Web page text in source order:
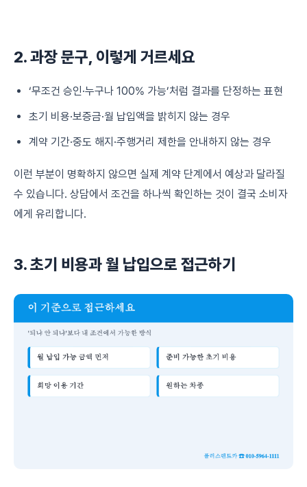
2. 과장 문구, 이렇게 거르세요
‘무조건 승인·누구나 100% 가능’처럼 결과를 단정하는 표현
초기 비용·보증금·월 납입액을 밝히지 않는 경우
계약 기간·중도 해지·주행거리 제한을 안내하지 않는 경우
이런 부분이 명확하지 않으면 실제 계약 단계에서 예상과 달라질
수 있습니다. 상담에서 조건을 하나씩 확인하는 것이 결국 소비자
에게 유리합니다.
3. 초기 비용과 월 납입으로 접근하기